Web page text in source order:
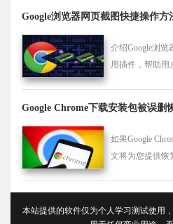
Google浏览器网页截图快捷操作方
介绍Google浏
用插件，帮助用
Google Chrome下载安装包被误删
如果Google
文将为您提供恢
本站提供的软件仅为个人学习测试使用